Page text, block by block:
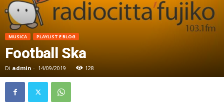
MUSICA PLAYLIST E BLOG
Football Ska
Di admin - 14/09/2019 128